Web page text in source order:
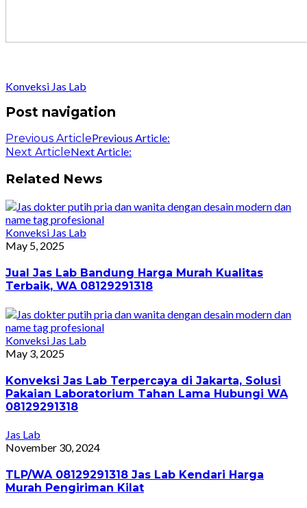
Konveksi Jas Lab
Post navigation
Previous ArticlePrevious Article:
Next ArticleNext Article:
Related News
Konveksi Jas Lab
May 5, 2025
Jual Jas Lab Bandung Harga Murah Kualitas
Terbaik, WA 08129291318
Konveksi Jas Lab
May 3, 2025
Konveksi Jas Lab Terpercaya di Jakarta, Solusi
Pakaian Laboratorium Tahan Lama Hubungi WA
08129291318
Jas Lab
November 30, 2024
TLP/WA 08129291318 Jas Lab Kendari Harga
Murah Pengiriman Kilat